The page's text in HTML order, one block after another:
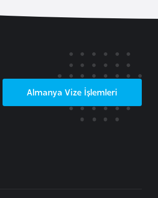
Almanya Vize İşlemleri